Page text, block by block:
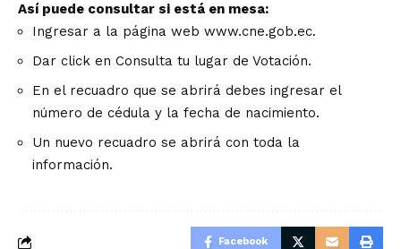
Así puede consultar si está en mesa:
Ingresar a la página web www.cne.gob.ec.
Dar click en Consulta tu lugar de Votación.
En el recuadro que se abrirá debes ingresar el
número de cédula y la fecha de nacimiento.
Un nuevo recuadro se abrirá con toda la
información.
Facebook